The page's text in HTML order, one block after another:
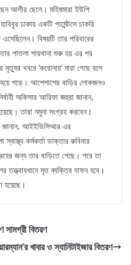
আলীর ছেলে। মহিষমারা ইউপি
ঢাকায় একটি গার্মেন্টসে চাকরি
বিষয়টি তার পরিবারের
পাতলা পায়খানা শুরু হয় এর পর
খবরে ‘করোনায়’ মারা গেছে বলে
পড়ে। আশেপাশের বাড়ির লোকজনও
অফিসার আরিফা জহুরা জানান,
তারা নমুনা সংগ্রহ করবেন।
জানান, আইইডিসিআর এর
কর্মকর্তা ডাক্তার রুবিনার
জন্য তার বাড়িতে গেছে। পরে তা
তত্ত্বাবধানে মৃত ব্যক্তির দাফন হবে।
হয়েছে।
সামগ্রী বিতরণ
খাবার ও স্যানিটাইজার বিতরণ